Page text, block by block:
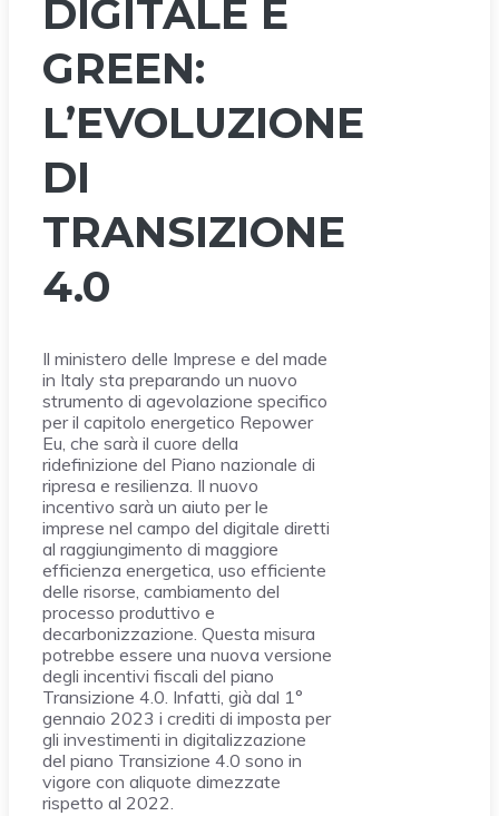
DIGITALE E
GREEN:
L’EVOLUZIONE
DI
TRANSIZIONE
4.0
Il ministero delle Imprese e del made
in Italy sta preparando un nuovo
strumento di agevolazione specifico
per il capitolo energetico Repower
Eu, che sarà il cuore della
ridefinizione del Piano nazionale di
ripresa e resilienza. Il nuovo
incentivo sarà un aiuto per le
imprese nel campo del digitale diretti
al raggiungimento di maggiore
efficienza energetica, uso efficiente
delle risorse, cambiamento del
processo produttivo e
decarbonizzazione. Questa misura
potrebbe essere una nuova versione
degli incentivi fiscali del piano
Transizione 4.0. Infatti, già dal 1°
gennaio 2023 i crediti di imposta per
gli investimenti in digitalizzazione
del piano Transizione 4.0 sono in
vigore con aliquote dimezzate
rispetto al 2022.